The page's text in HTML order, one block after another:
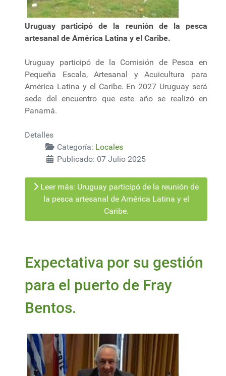
Uruguay participó de la reunión de la pesca
artesanal de América Latina y el Caribe.
Uruguay participó de la Comisión de Pesca en
Pequeña Escala, Artesanal y Acuicultura para
América Latina y el Caribe. En 2027 Uruguay será
sede del encuentro que este año se realizó en
Panamá.
Detalles
Categoría: Locales
Publicado: 07 Julio 2025
Leer más: Uruguay participó de la reunión de
la pesca artesanal de América Latina y el
Caribe.
Expectativa por su gestión
para el puerto de Fray
Bentos.